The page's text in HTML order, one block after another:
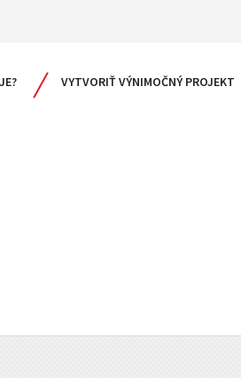
VYTVORIŤ VÝNIMOČNÝ PROJEKT